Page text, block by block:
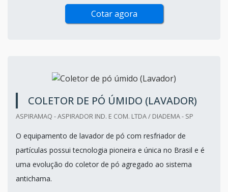
Cotar agora
COLETOR DE PÓ ÚMIDO (LAVADOR)
ASPIRAMAQ - ASPIRADOR IND. E COM. LTDA / DIADEMA - SP
O equipamento de lavador de pó com resfriador de
partículas possui tecnologia pioneira e única no Brasil e é
uma evolução do coletor de pó agregado ao sistema
antichama.